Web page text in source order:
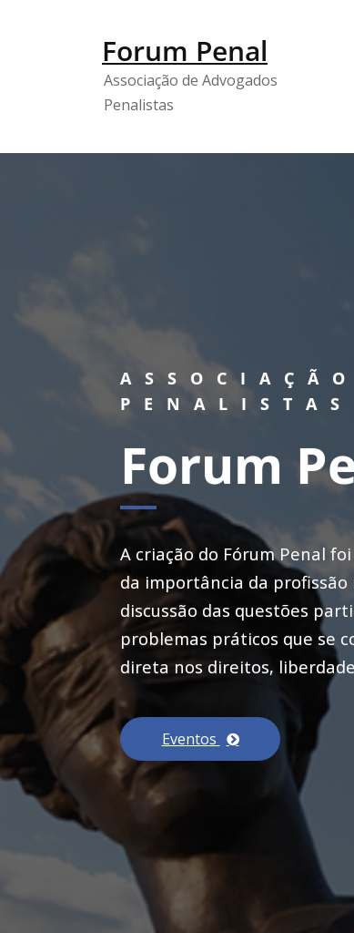
Forum Penal
Associação de Advogados
Penalistas
PENALISTAS
Forum
A criação do Fórum Penal
da importância da profissão
discussão das questões
problemas práticos que se
direta nos direitos,
Eventos